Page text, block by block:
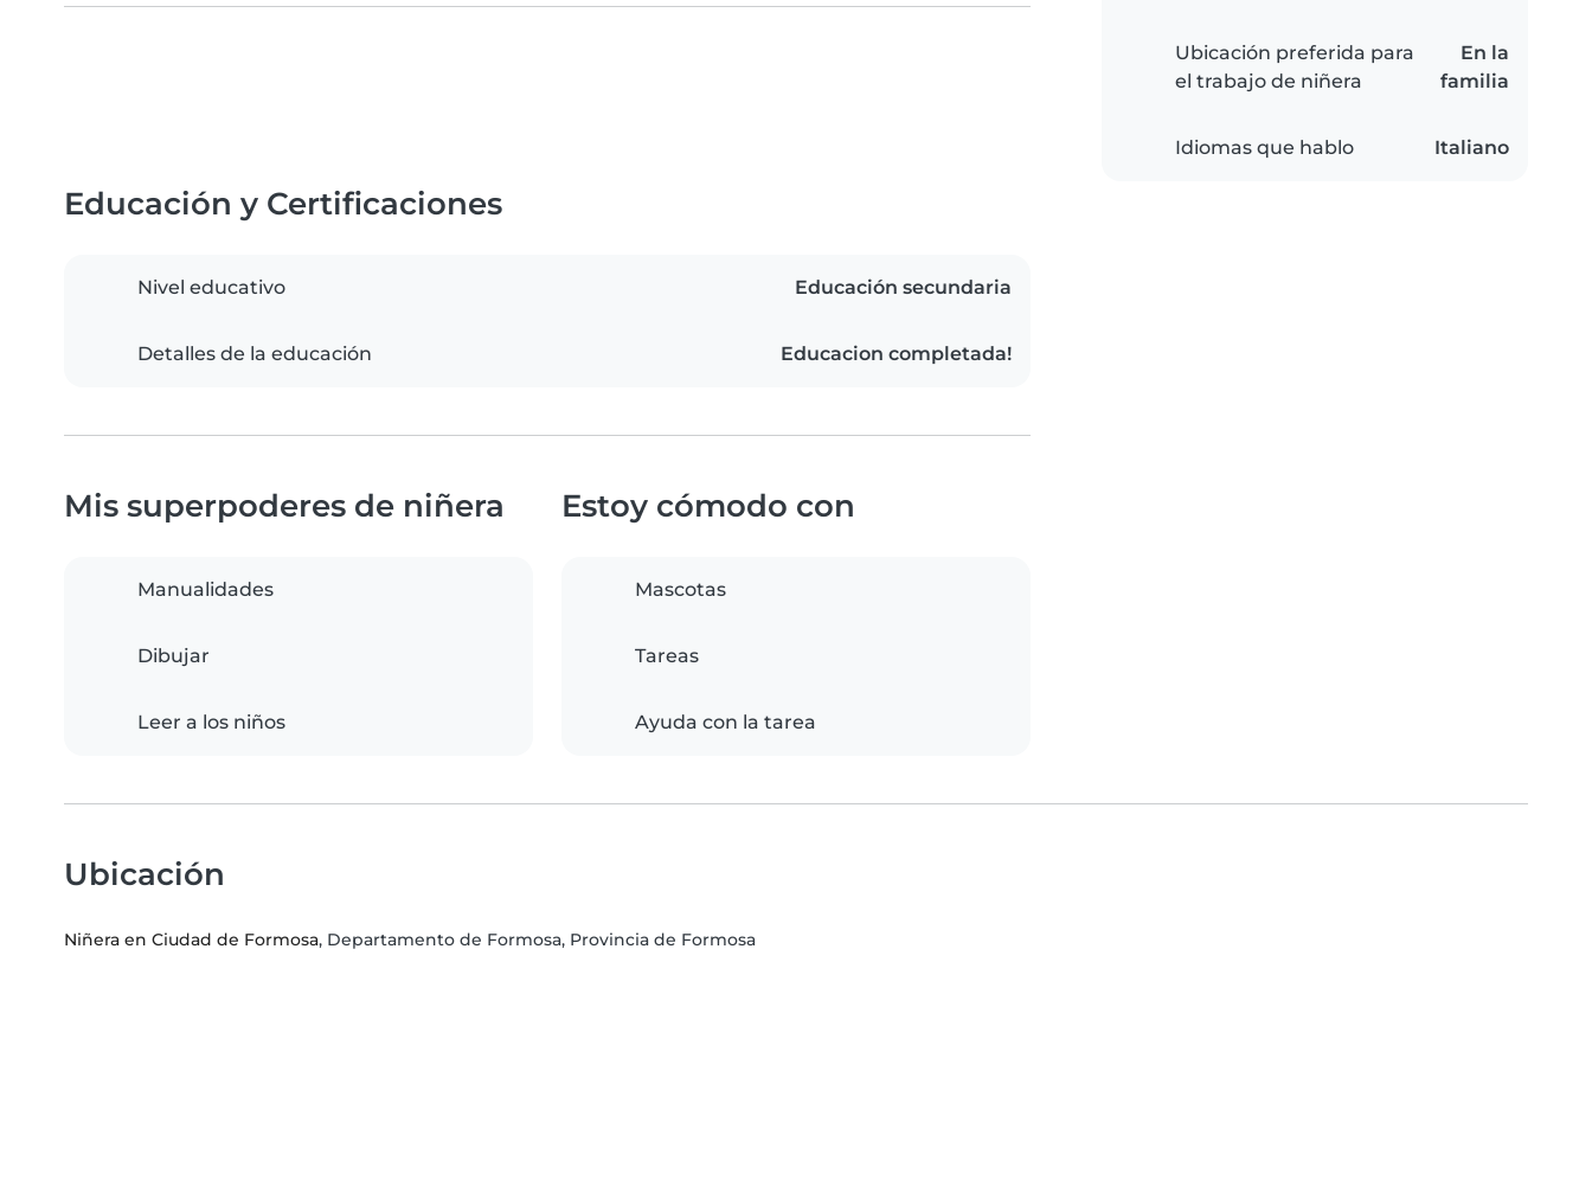
Ubicación preferida para
el trabajo de niñera
En la
familia
Idiomas que hablo Italiano
Educación y Certificaciones
Nivel educativo Educación secundaria
Detalles de la educación Educacion completada!
Mis superpoderes de niñera
Manualidades
Dibujar
Leer a los niños
Estoy cómodo con
Mascotas
Tareas
Ayuda con la tarea
Ubicación
Niñera en Ciudad de Formosa, Departamento de Formosa, Provincia de Formosa